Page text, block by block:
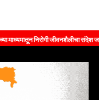
निरोगी जीवनशैलीचा संदेश जनतेपर्यंत